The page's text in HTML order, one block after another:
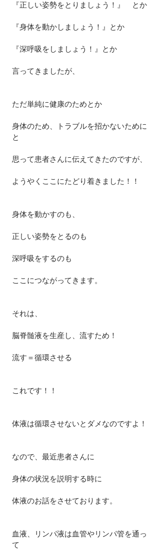
『正しい姿勢をとりましょう！』　とか
『身体を動かしましょう！』とか
『深呼吸をしましょう！』とか
言ってきましたが、
ただ単純に健康のためとか
身体のため、トラブルを招かないために
と
思って患者さんに伝えてきたのですが、
ようやくここにたどり着きました！！
身体を動かすのも、
正しい姿勢をとるのも
深呼吸をするのも
ここにつながってきます。
それは、
脳脊髄液を生産し、流すため！
流す＝循環させる
これです！！
体液は循環させないとダメなのですよ！
なので、最近患者さんに
身体の状況を説明する時に
体液のお話をさせております。
血液、リンパ液は血管やリンパ管を通っ
て